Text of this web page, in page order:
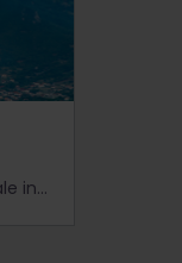
Percorri la Grecia continentale in treno. Scopri i luoghi di interesse e controlla gli aggiornamenti importanti delle ferrovie greche.